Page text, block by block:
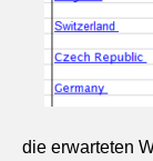
die erwarteten